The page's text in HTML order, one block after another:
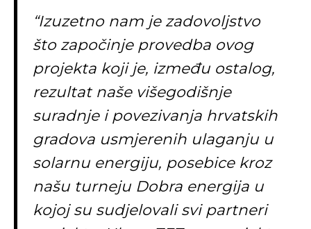
“Izuzetno nam je zadovoljstvo
što započinje provedba ovog
projekta koji je, između ostalog,
rezultat naše višegodišnje
suradnje i povezivanja hrvatskih
gradova usmjerenih ulaganju u
solarnu energiju, posebice kroz
našu turneju Dobra energija u
kojoj su sudjelovali svi partneri